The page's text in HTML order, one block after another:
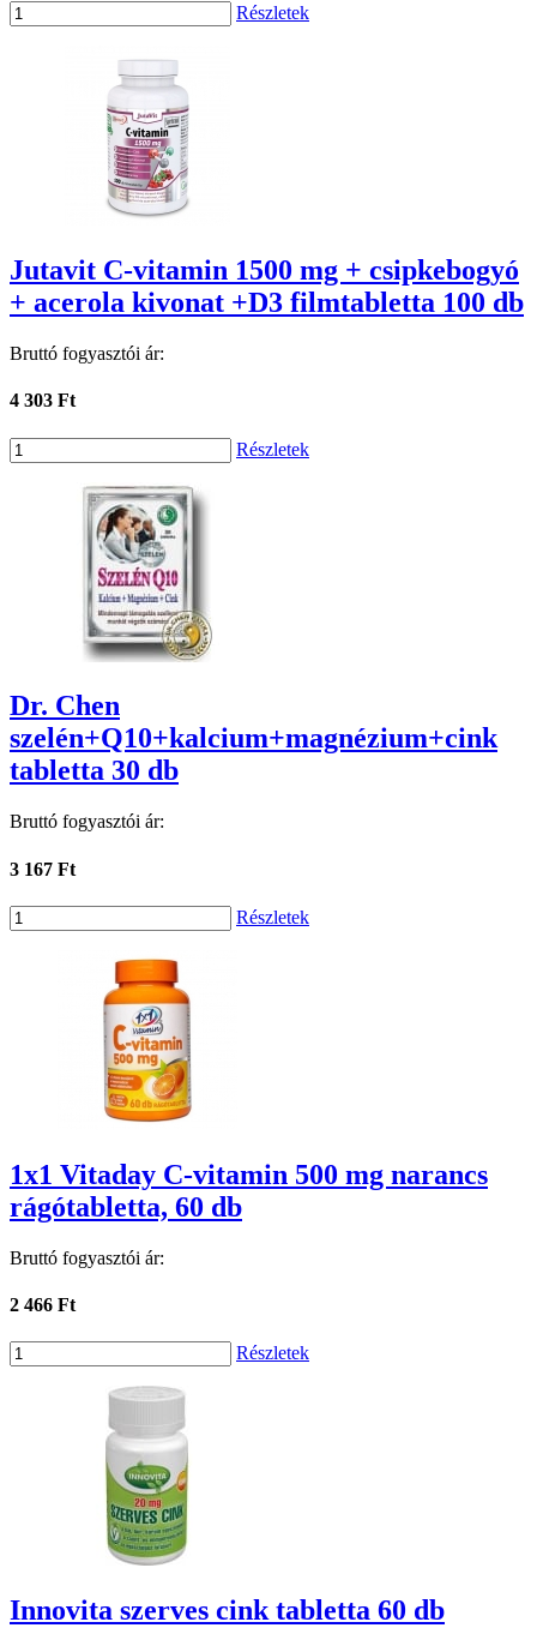
Részletek
Jutavit C-vitamin 1500 mg + csipkebogyó
+ acerola kivonat +D3 filmtabletta 100 db
Bruttó fogyasztói ár:
4 303 Ft
Részletek
Dr. Chen
szelén+Q10+kalcium+magnézium+cink
tabletta 30 db
Bruttó fogyasztói ár:
3 167 Ft
Részletek
1x1 Vitaday C-vitamin 500 mg narancs
rágótabletta, 60 db
Bruttó fogyasztói ár:
2 466 Ft
Részletek
Innovita szerves cink tabletta 60 db